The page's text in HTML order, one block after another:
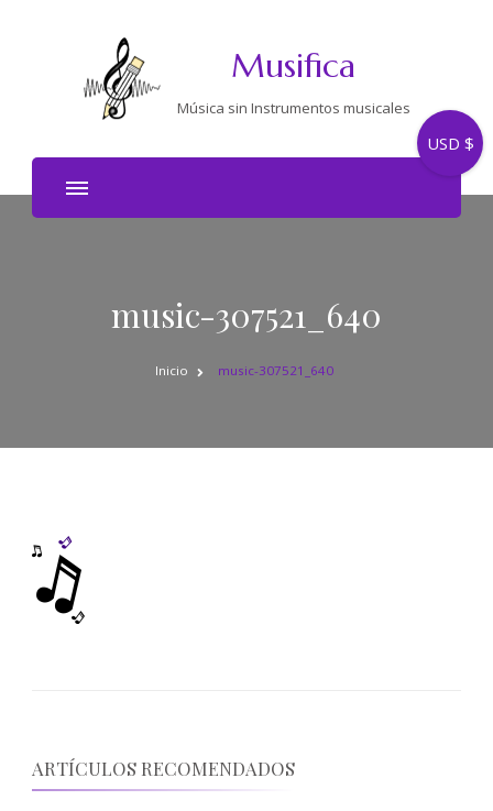
Musifica
Música sin Instrumentos musicales
music-307521_640
Inicio music-307521_640
ARTÍCULOS RECOMENDADOS
USD $